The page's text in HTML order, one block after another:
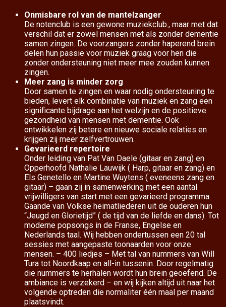
Onmisbare rol van de mantelzanger
De notenclub is een gewone muziekclub., maar met dat
verschil dat er zowel mensen met als zonder dementie
samen zingen. De voorzangers zonder haperend brein
delen hun passie voor muziek graag voor hen die
zonder ondersteuning niet meer mee zouden kunnen
zingen.
Meer zang is minder zorg
Door samen te zingen en waar nodig ondersteuning te
bieden, levert elk combinatie van muziek en zang een
significante bijdrage aan het welzijn en de positieve
gezondheid van mensen met dementie. Ook
ontwikkelen zij betere en nieuwe sociale relaties en
krijgen zij meer zelfvertrouwen.
Gevarieerd repertoire
Onder leiding van Pat Van Daele (gitaar en zang) en
Opperhoofd Nathalie Lauwijk ( Harp, gitaar en zang) en
Els Genetello en Martine Wuytens ( eveneens zang en
gitaar) – gaan zij in samenwerking met een aantal
vrijwilligers van start met een gevarieerd programma.
Gaande van Volkse heimatliederen uit de ouderen hun
“Jeugd en Glorietijd” ( de tijd van de liefde en dans). Tot
moderne popsongs in de Franse, Engelse en
Nederlands taal. Wij hebben ondertussen een 20 tal
sessies met aangepaste toonaarden voor onze
mensen. – 400 liedjes – Met tal van nummers van Will
Tura tot Noordkaap en all-in tussenin. Door regelmatig
die nummers te herhalen wordt hun brein geoefend. De
ambiance is verzekerd – en wij kijken altijd uit naar het
volgende optreden die normaliter één maal per maand
plaatsvindt.